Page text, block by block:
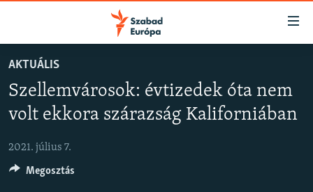
Akadálymentes
fő
oldalra
Ugrás
AKTUÁLIS
PODCASTOK
VIDEÓK
ELEMZŐ
AKTUÁLIS
Szellemvárosok: évtizedek óta nem
volt ekkora szárazság Kaliforniában
2021. július 7.
Megosztás
FELIRATKOZÁS